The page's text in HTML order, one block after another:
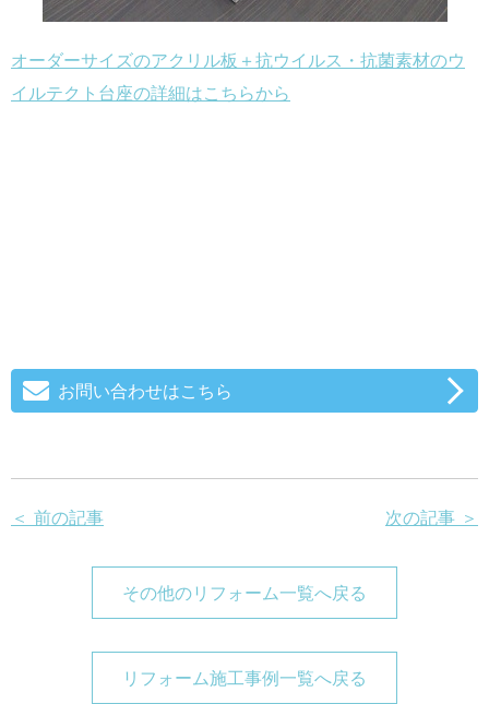
オーダーサイズのアクリル板＋抗ウイルス・抗菌素材のウ
イルテクト台座の詳細はこちらから
お問い合わせはこちら
＜ 前の記事 次の記事 ＞
その他のリフォーム一覧へ戻る
リフォーム施工事例一覧へ戻る